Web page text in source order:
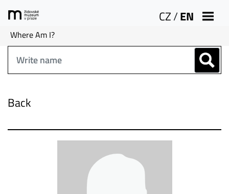
CZ/EN
Where Am I?
Back